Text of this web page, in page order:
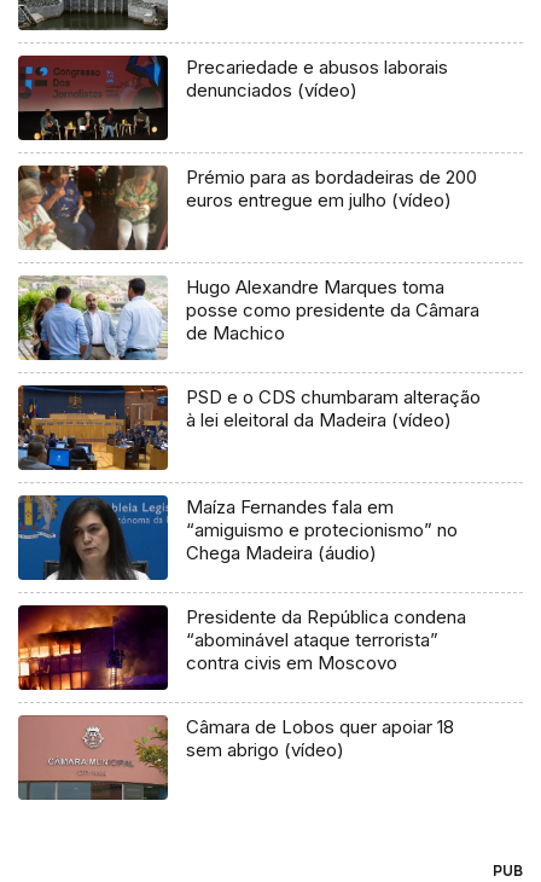
Precariedade e abusos laborais
denunciados (vídeo)
Prémio para as bordadeiras de 200
euros entregue em julho (vídeo)
Hugo Alexandre Marques toma
posse como presidente da Câmara
de Machico
PSD e o CDS chumbaram alteração
à lei eleitoral da Madeira (vídeo)
Maíza Fernandes fala em
“amiguismo e protecionismo” no
Chega Madeira (áudio)
Presidente da República condena
“abominável ataque terrorista”
contra civis em Moscovo
Câmara de Lobos quer apoiar 18
sem abrigo (vídeo)
PUB